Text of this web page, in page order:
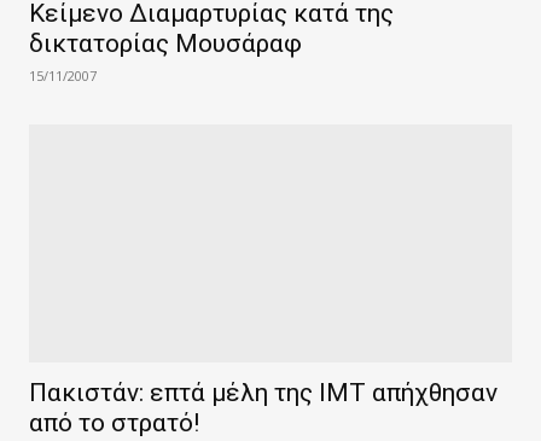
Κείμενο Διαμαρτυρίας κατά της
δικτατορίας Μουσάραφ
15/11/2007
Πακιστάν: επτά μέλη της IMT απήχθησαν
από το στρατό!